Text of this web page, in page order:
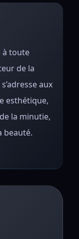
à toute
de la
aux
esthétique,
la minutie,
beauté.